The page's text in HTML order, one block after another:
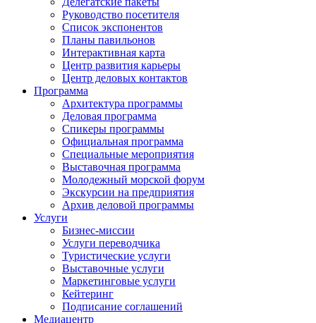
Руководство посетителя
Список экспонентов
Планы павильонов
Интерактивная карта
Центр развития карьеры
Центр деловых контактов
Программа
Архитектура программы
Деловая программа
Спикеры программы
Официальная программа
Специальные мероприятия
Выставочная программа
Молодежный морской форум
Экскурсии на предприятия
Архив деловой программы
Услуги
Бизнес-миссии
Услуги переводчика
Туристические услуги
Выставочные услуги
Маркетинговые услуги
Кейтеринг
Подписание соглашений
Медиацентр